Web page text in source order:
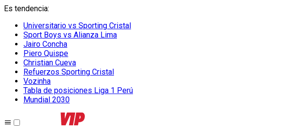
Es tendencia:
Universitario vs Sporting Cristal
Sport Boys vs Alianza Lima
Jairo Concha
Piero Quispe
Christian Cueva
Refuerzos Sporting Cristal
Vozinha
Tabla de posiciones Liga 1 Perú
Mundial 2030